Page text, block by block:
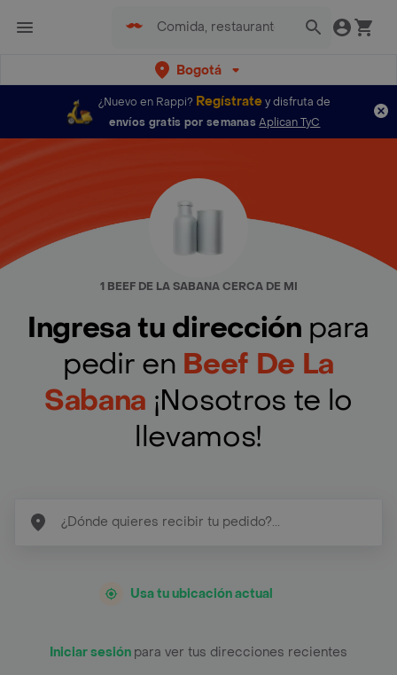
Bogotá
¿Nuevo en Rappi? Regístratey disfruta de
envíos gratis por semanas Aplican TyC
1 BEEF DE LA SABANA CERCA DE MI
Ingresa tu dirección para
pedir en Beef De La
Sabana ¡Nosotros te lo
llevamos!
Usa tu ubicación actual
Iniciar sesión para ver tus direcciones recientes